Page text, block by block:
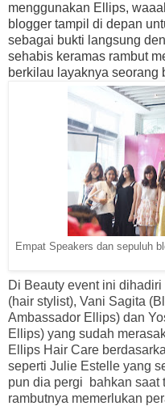
menggunakan Ellips,
blogger tampil di depan
sebagai bukti langsung
sehabis keramas rambut
berkilau layaknya seorang
Empat Speakers dan sepuluh
Di Beauty event ini
(hair stylist), Vani Sagita
Ambassador Ellips) dan
Ellips) yang sudah
Ellips Hair Care
seperti Julie Estelle yang
pun dia pergi bahkan saat
rambutnya memerlukan